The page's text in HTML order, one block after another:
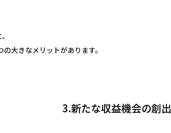
大きなメリットがあります。
3.新たな収益機会の創出